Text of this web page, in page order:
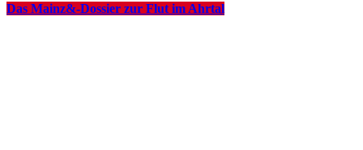
Das Mainz&-Dossier zur Flut im Ahrtal